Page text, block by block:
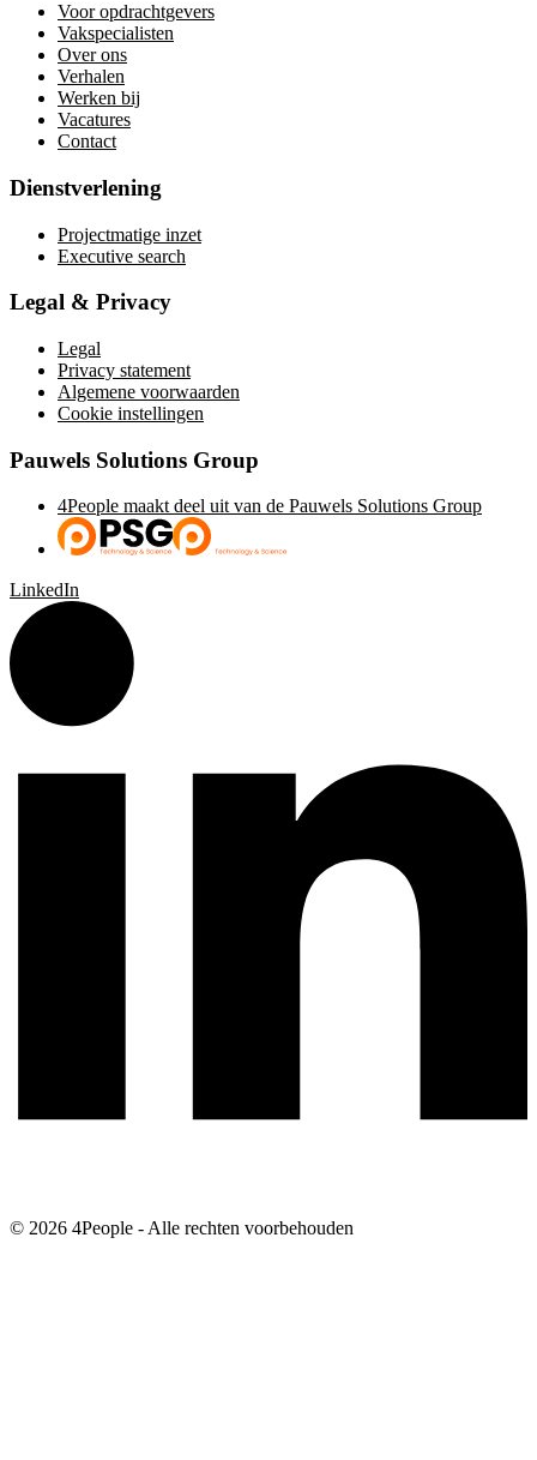
Voor opdrachtgevers
Vakspecialisten
Over ons
Verhalen
Werken bij
Vacatures
Contact
Dienstverlening
Projectmatige inzet
Executive search
Legal & Privacy
Legal
Privacy statement
Algemene voorwaarden
Cookie instellingen
Pauwels Solutions Group
4People maakt deel uit van de Pauwels Solutions Group
LinkedIn
© 2026 4People - Alle rechten voorbehouden